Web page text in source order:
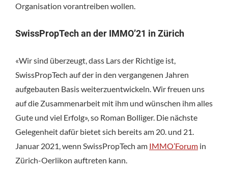
Organisation vorantreiben wollen.
SwissPropTech an der IMMO’21 in Zürich
«Wir sind überzeugt, dass Lars der Richtige ist,
SwissPropTech auf der in den vergangenen Jahren
aufgebauten Basis weiterzuentwickeln. Wir freuen uns
auf die Zusammenarbeit mit ihm und wünschen ihm alles
Gute und viel Erfolg», so Roman Bolliger. Die nächste
Gelegenheit dafür bietet sich bereits am 20. und 21.
Januar 2021, wenn SwissPropTech am IMMO’Forum in
Zürich-Oerlikon auftreten kann.